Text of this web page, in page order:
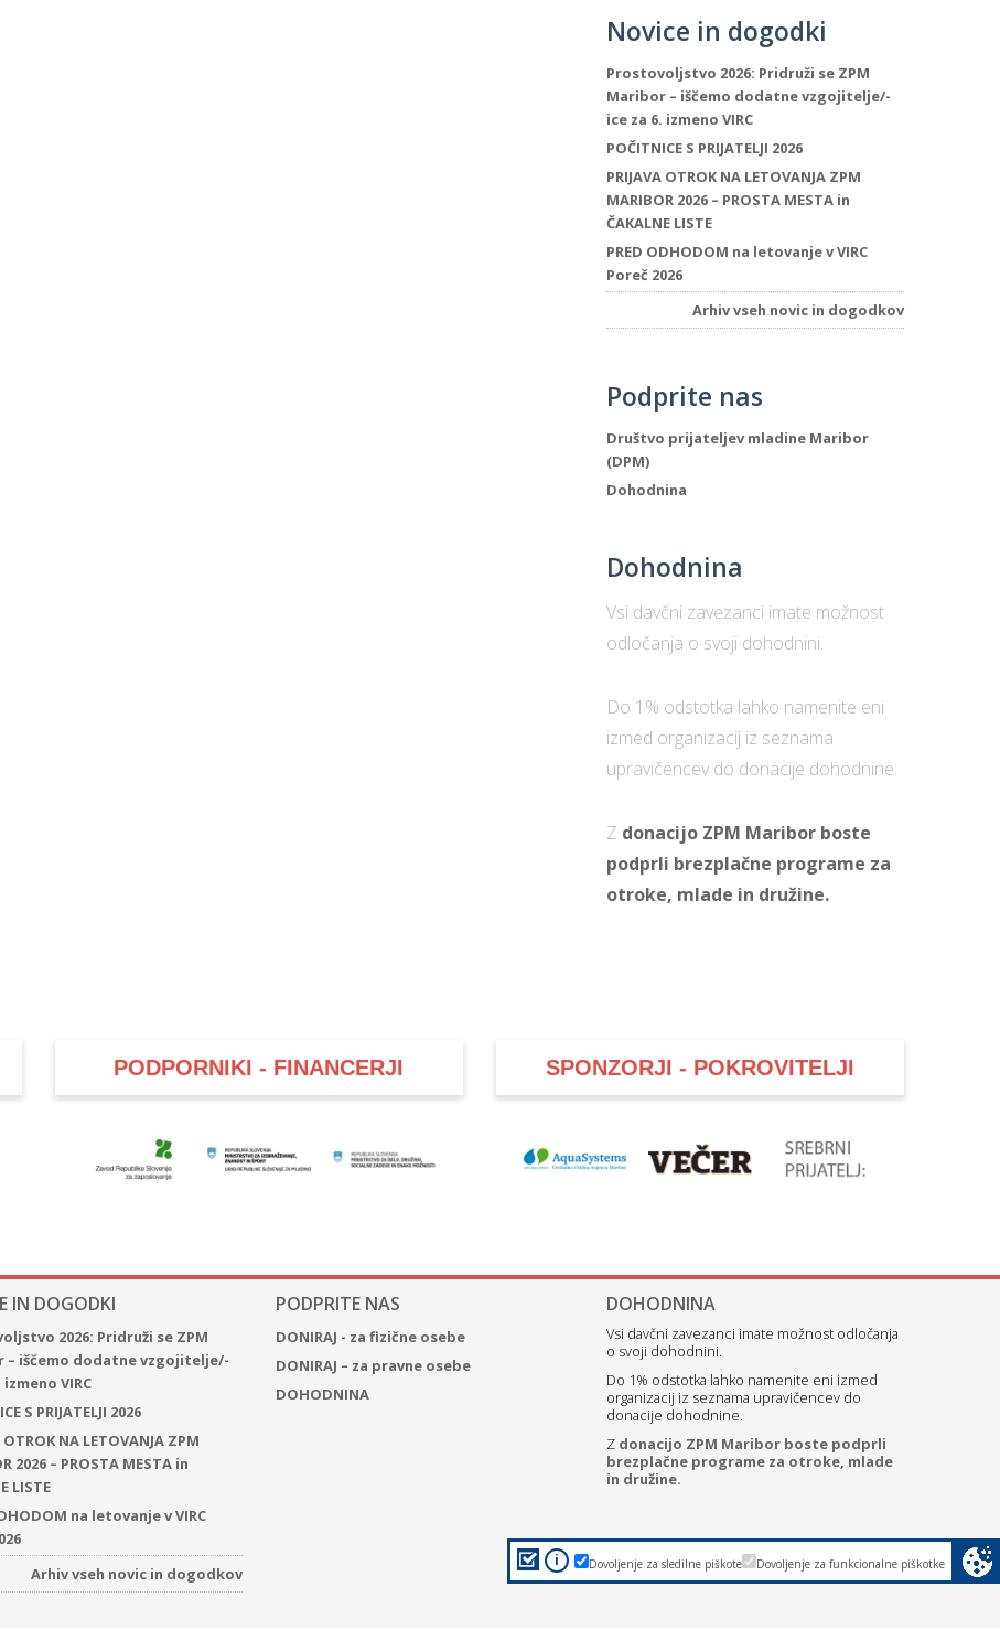
Novice in dogodki
Prostovoljstvo 2026: Pridruži se ZPM
Maribor – iščemo dodatne vzgojitelje/-
ice za 6. izmeno VIRC
POČITNICE S PRIJATELJI 2026
PRIJAVA OTROK NA LETOVANJA ZPM
MARIBOR 2026 – PROSTA MESTA in
ČAKALNE LISTE
PRED ODHODOM na letovanje v VIRC
Poreč 2026
Arhiv vseh novic in dogodkov
Podprite nas
Društvo prijateljev mladine Maribor
(DPM)
Dohodnina
Dohodnina
Vsi davčni zavezanci imate možnost
odločanja o svoji dohodnini.
Do 1% odstotka lahko namenite eni
izmed organizacij iz seznama
upravičencev do donacije dohodnine.
Z donacijo ZPM Maribor boste
podprli brezplačne programe za
otroke, mlade in družine.
PODPORNIKI - FINANCERJI SPONZORJI - POKROVITELJI
IN DOGODKI
2026: Pridruži se ZPM
– iščemo dodatne vzgojitelje/-
izmeno VIRC
S PRIJATELJI 2026
OTROK NA LETOVANJA ZPM
2026 – PROSTA MESTA in
LISTE
na letovanje v VIRC
Arhiv vseh novic in dogodkov
PODPRITE NAS
DONIRAJ - za fizične osebe
DONIRAJ – za pravne osebe
DOHODNINA
DOHODNINA
Vsi davčni zavezanci imate možnost odločanja
o svoji dohodnini.
Do 1% odstotka lahko namenite eni izmed
organizacij iz seznama upravičencev do
donacije dohodnine.
Z donacijo ZPM Maribor boste podprli
brezplačne programe za otroke, mlade
in družine.
Dovoljenje za funkcionalne piškotke
Dovoljenje za sledilne piškote
i